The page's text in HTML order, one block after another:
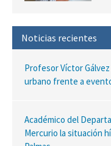
Noticias recientes
Profesor Víctor
urbano frente a
Académico del
Mercurio la situación